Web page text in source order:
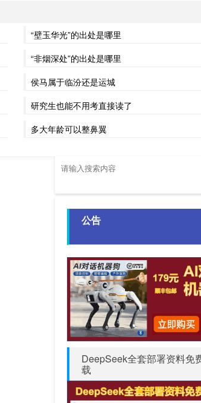
“壁玉华光”的出处是哪里
“非烟深处”的出处是哪里
侯马属于临汾还是运城
研究生也能不用考直接读了
多大年龄可以整鼻翼
公告
DeepSeek全套部署资料免
载